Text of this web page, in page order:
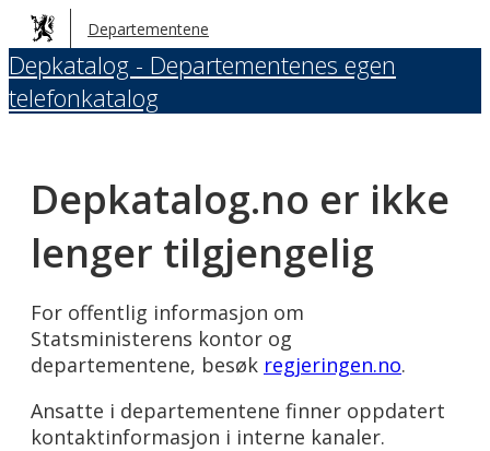
Hopp
til
hovedinnhold
Departementene
Depkatalog - Departementenes egen
telefonkatalog
Depkatalog.no er ikke
lenger tilgjengelig
For offentlig informasjon om
Statsministerens kontor og
departementene, besøk regjeringen.no.
Ansatte i departementene finner oppdatert
kontaktinformasjon i interne kanaler.